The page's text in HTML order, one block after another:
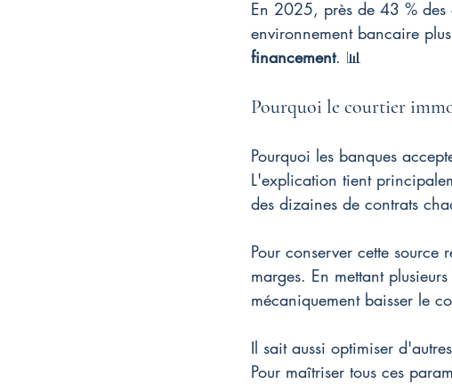
En 2025, près de 43 % des
environnement bancaire
financement. 📊
Pourquoi le courtier
Pourquoi les banques
L'explication tient
des dizaines de contrats
Pour conserver cette source
marges. En mettant
mécaniquement baisser le
Il sait aussi optimiser
Pour maîtriser tous ces